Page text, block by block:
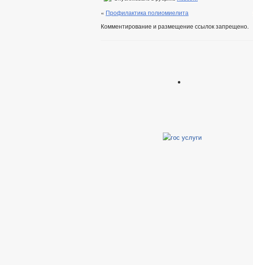
« Профилактика полиомиелита
Комментирование и размещение ссылок запрещено.